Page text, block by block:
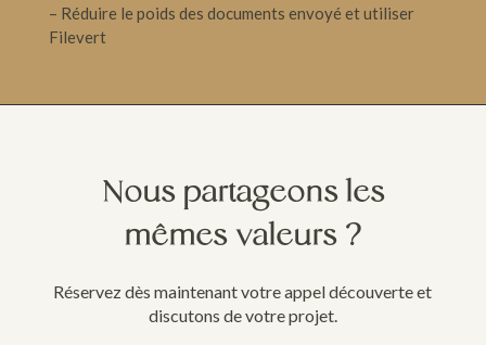
– Réduire le poids des documents envoyé et utiliser
Filevert
Nous partageons les
mêmes valeurs ?
Réservez dès maintenant votre appel découverte et
discutons de votre projet.